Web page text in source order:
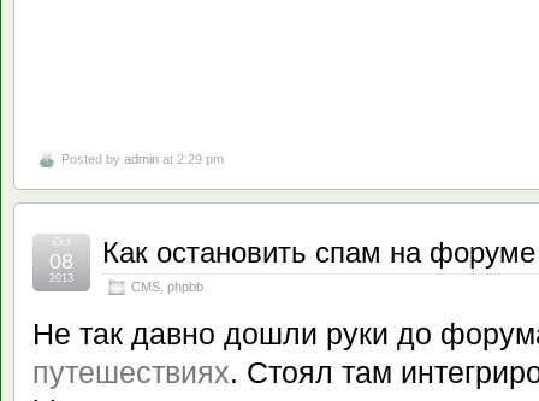
Posted by admin at 2:29 pm
Как остановить спам на
CMS phpbb
Oct
08
2013
Не так давно дошли руки до
путешествиях. Стоял там